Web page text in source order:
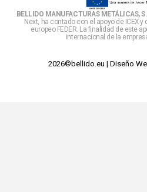
BELLIDO MANUFACTURAS METÁLICAS,
Next, ha contado con el apoyo de ICEX
europeo FEDER. La finalidad de este
internacional de la
2026©bellido.eu |Diseño